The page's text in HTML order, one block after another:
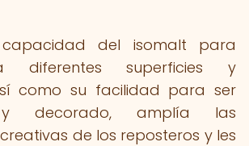
del isomalt para
diferentes superficies y
como su facilidad para ser
y decorado, amplía las
de los reposteros y les